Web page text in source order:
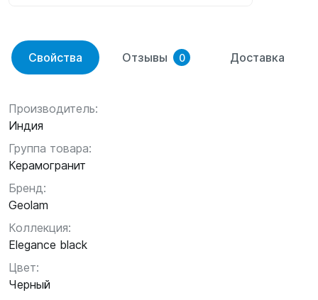
Свойства Отзывы 0 Доставка
Производитель:
Индия
Группа товара:
Керамогранит
Бренд:
Geolam
Коллекция:
Elegance black
Цвет:
Черный